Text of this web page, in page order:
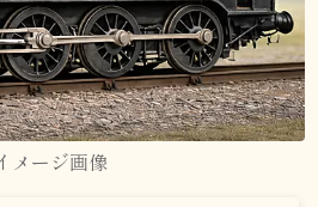
メージ画像